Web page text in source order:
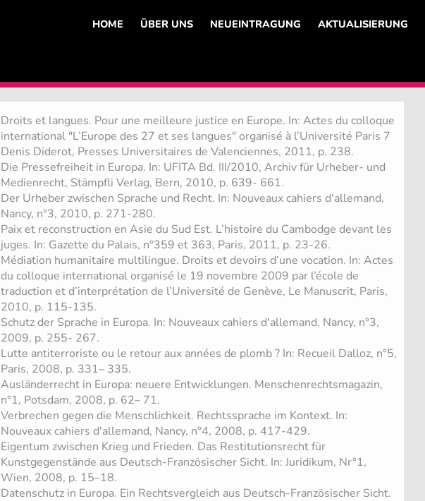
HOME ÜBER UNS NEUEINTRAGUNG AKTUALISIERUNG
Droits et langues. Pour une meilleure justice en Europe. In: Actes du colloque
international "L’Europe des 27 et ses langues" organisé à l’Université Paris 7
Denis Diderot, Presses Universitaires de Valenciennes, 2011, p. 238.
Die Pressefreiheit in Europa. In: UFITA Bd. III/2010, Archiv für Urheber- und
Medienrecht, Stämpfli Verlag, Bern, 2010, p. 639- 661.
Der Urheber zwischen Sprache und Recht. In: Nouveaux cahiers d'allemand,
Nancy, n°3, 2010, p. 271-280.
Paix et reconstruction en Asie du Sud Est. L’histoire du Cambodge devant les
juges. In: Gazette du Palais, n°359 et 363, Paris, 2011, p. 23-26.
Médiation humanitaire multilingue. Droits et devoirs d’une vocation. In: Actes
du colloque international organisé le 19 novembre 2009 par l’école de
traduction et d’interprétation de l’Université de Genève, Le Manuscrit, Paris,
2010, p. 115-135.
Schutz der Sprache in Europa. In: Nouveaux cahiers d'allemand, Nancy, n°3,
2009, p. 255- 267.
Lutte antiterroriste ou le retour aux années de plomb ? In: Recueil Dalloz, n°5,
Paris, 2008, p. 331– 335.
Ausländerrecht in Europa: neuere Entwicklungen. Menschenrechtsmagazin,
n°1, Potsdam, 2008, p. 62– 71.
Verbrechen gegen die Menschlichkeit. Rechtssprache im Kontext. In:
Nouveaux cahiers d'allemand, Nancy, n°4, 2008, p. 417-429.
Eigentum zwischen Krieg und Frieden. Das Restitutionsrecht für
Kunstgegenstände aus Deutsch-Französischer Sicht. In: Juridikum, Nr°1,
Wien, 2008, p. 15–18.
Datenschutz in Europa. Ein Rechtsvergleich aus Deutsch-Französischer Sicht.